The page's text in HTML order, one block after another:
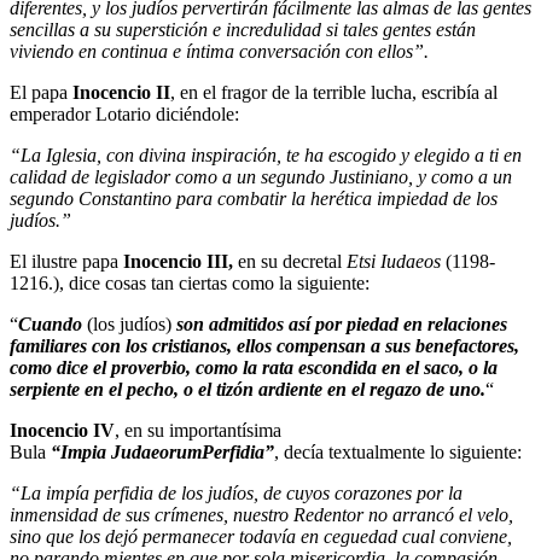
diferentes, y los judíos pervertirán fácilmente las almas de las gentes
sencillas a su superstición e incredulidad si tales gentes están
viviendo en continua e íntima conversación con ellos”.
El papa Inocencio II, en el fragor de la terrible lucha, escribía al
emperador Lotario diciéndole:
“La Iglesia, con divina inspiración, te ha escogido y elegido a ti en
calidad de legislador como a un segundo Justiniano, y como a un
segundo Constantino para combatir la herética impiedad de los
judíos.”
El ilustre papa Inocencio III, en su decretal Etsi Iudaeos (1198-
1216.), dice cosas tan ciertas como la siguiente:
“Cuando (los judíos) son admitidos así por piedad en relaciones
familiares con los cristianos, ellos compensan a sus benefactores,
como dice el proverbio, como la rata escondida en el saco, o la
serpiente en el pecho, o el tizón ardiente en el regazo de uno.“
Inocencio IV, en su importantísima
Bula “Impia JudaeorumPerfidia”, decía textualmente lo siguiente:
“La impía perfidia de los judíos, de cuyos corazones por la
inmensidad de sus crímenes, nuestro Redentor no arrancó el velo,
sino que los dejó permanecer todavía en ceguedad cual conviene,